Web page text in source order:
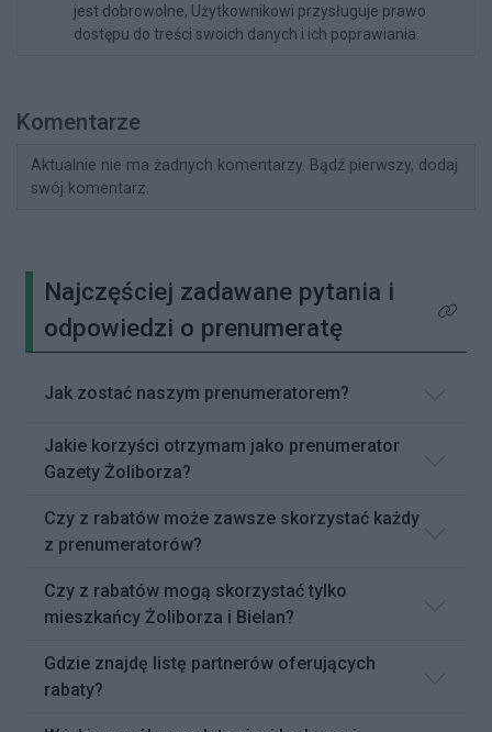
jest dobrowolne, Użytkownikowi przysługuje prawo
dostępu do treści swoich danych i ich poprawiania.
Komentarze
Aktualnie nie ma żadnych komentarzy. Bądź pierwszy, dodaj
swój komentarz.
Najczęściej zadawane pytania i
odpowiedzi o prenumeratę
Kliknij
Jak zostać naszym prenumeratorem?
Jakie korzyści otrzymam jako prenumerator
Gazety Żoliborza?
Czy z rabatów może zawsze skorzystać każdy
z prenumeratorów?
Czy z rabatów mogą skorzystać tylko
mieszkańcy Żoliborza i Bielan?
Gdzie znajdę listę partnerów oferujących
rabaty?